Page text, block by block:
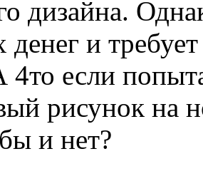
дизайна.
денег и
4то если
рисунок на
и нет?